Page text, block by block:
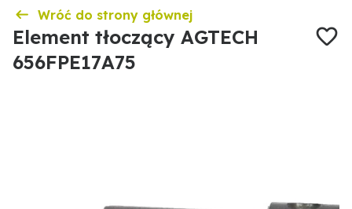
Wróć do strony głównej
Element tłoczący AGTECH
656FPE17A75